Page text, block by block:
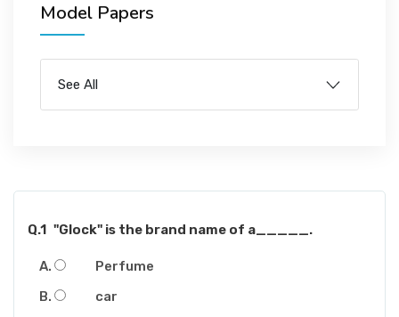
Model Papers
See All
Q.1 "Glock" is the brand name of a_____.
Perfume
car